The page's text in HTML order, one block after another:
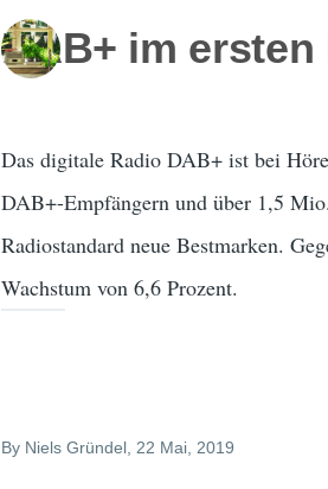
DAB+ im ersten
Das digitale Radio DAB+ ist bei
DAB+-Empfängern und über 1,5
Radiostandard neue Bestmarken.
Wachstum von 6,6 Prozent.
By Niels Gründel, 22 Mai, 2019